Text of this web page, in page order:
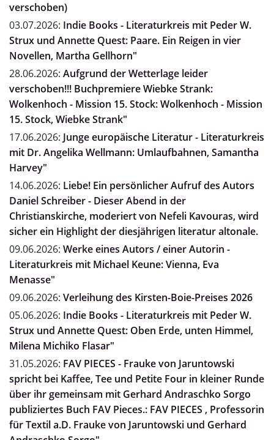
verschoben)
03.07.2026: Indie Books - Literaturkreis mit Peder W.
Strux und Annette Quest: Paare. Ein Reigen in vier
Novellen, Martha Gellhorn"
28.06.2026: Aufgrund der Wetterlage leider
verschoben!!! Buchpremiere Wiebke Strank:
Wolkenhoch - Mission 15. Stock: Wolkenhoch - Mission
15. Stock, Wiebke Strank"
17.06.2026: Junge europäische Literatur - Literaturkreis
mit Dr. Angelika Wellmann: Umlaufbahnen, Samantha
Harvey"
14.06.2026: Liebe! Ein persönlicher Aufruf des Autors
Daniel Schreiber - Dieser Abend in der
Christianskirche, moderiert von Nefeli Kavouras, wird
sicher ein Highlight der diesjährigen literatur altonale.
09.06.2026: Werke eines Autors / einer Autorin -
Literaturkreis mit Michael Keune: Vienna, Eva
Menasse"
09.06.2026: Verleihung des Kirsten-Boie-Preises 2026
05.06.2026: Indie Books - Literaturkreis mit Peder W.
Strux und Annette Quest: Oben Erde, unten Himmel,
Milena Michiko Flasar"
31.05.2026: FAV PIECES - Frauke von Jaruntowski
spricht bei Kaffee, Tee und Petite Four in kleiner Runde
über ihr gemeinsam mit Gerhard Andraschko Sorgo
publiziertes Buch FAV Pieces.: FAV PIECES , Professorin
für Textil a.D. Frauke von Jaruntowski und Gerhard